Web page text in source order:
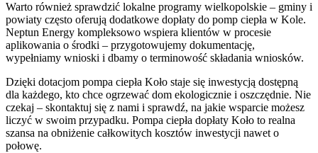
Warto również sprawdzić lokalne programy wielkopolskie – gminy i
powiaty często oferują dodatkowe dopłaty do pomp ciepła w Kole.
Neptun Energy kompleksowo wspiera klientów w procesie
aplikowania o środki – przygotowujemy dokumentację,
wypełniamy wnioski i dbamy o terminowość składania wniosków.
Dzięki dotacjom pompa ciepła Koło staje się inwestycją dostępną
dla każdego, kto chce ogrzewać dom ekologicznie i oszczędnie. Nie
czekaj – skontaktuj się z nami i sprawdź, na jakie wsparcie możesz
liczyć w swoim przypadku. Pompa ciepła dopłaty Koło to realna
szansa na obniżenie całkowitych kosztów inwestycji nawet o
połowę.